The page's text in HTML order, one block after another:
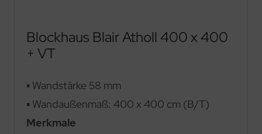
Blockhaus Blair Atholl 400 x 400
+ VT
▪ Wandstärke 58 mm
▪ Wandaußenmaß: 400 x 400 cm (B/T)
Merkmale